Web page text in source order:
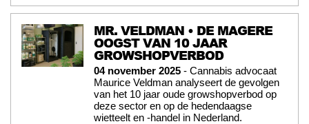
MR. VELDMAN • DE MAGERE
OOGST VAN 10 JAAR
GROWSHOPVERBOD
04 november 2025 - Cannabis advocaat
Maurice Veldman analyseert de gevolgen
van het 10 jaar oude growshopverbod op
deze sector en op de hedendaagse
wietteelt en -handel in Nederland.